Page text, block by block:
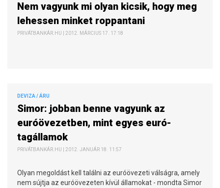
Nem vagyunk mi olyan kicsik, hogy meg
lehessen minket roppantani
PRIVÁTBANKÁR.HU | 2012. MÁRCIUS 17. 17:18
DEVIZA / ÁRU
Simor: jobban benne vagyunk az
euróövezetben, mint egyes euró-
tagállamok
PRIVÁTBANKÁR.HU | 2012. JANUÁR 18. 11:57
Olyan megoldást kell találni az euróövezeti válságra, amely
nem sújtja az euróövezeten kívül államokat - mondta Simor